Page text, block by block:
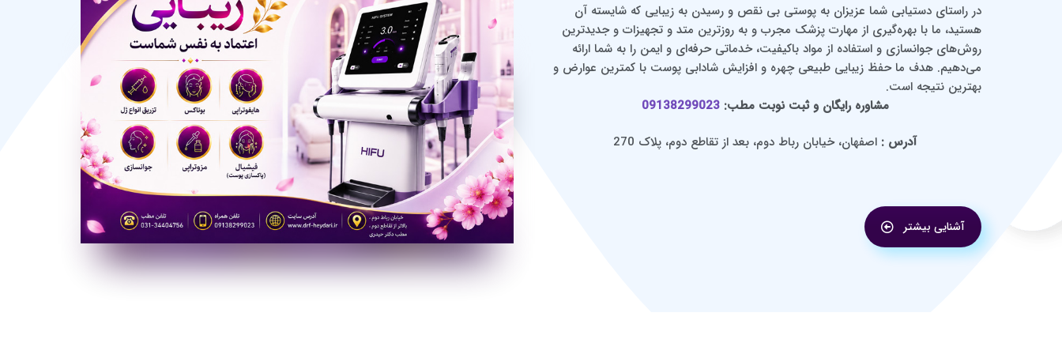
در راستای دستیابی شما عزیزان به پوستی بی نقص و رسیدن به زیبایی که شایسته آن
هستید، ما با بهره‌گیری از مهارت پزشک مجرب و به روزترین متد و تجهیزات و جدیدترین
روش‌های جوانسازی و استفاده از مواد باکیفیت، خدماتی حرفه‌ای و ایمن را به شما ارائه
می‌دهیم. هدف ما حفظ زیبایی طبیعی چهره و افزایش شادابی پوست با کمترین عوارض و
بهترین نتیجه است.
مشاوره رایگان و ثبت نوبت مطب: 09138299023
آدرس : اصفهان، خیابان رباط دوم، بعد از تقاطع دوم، پلاک 270
آشنایی بیشتر